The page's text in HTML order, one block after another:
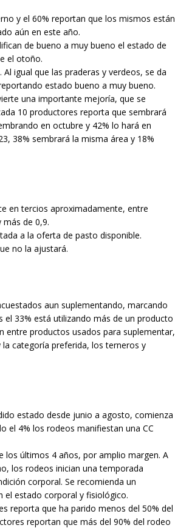
y el 60% reportan que los mismos están
aún en este año.
de bueno a muy bueno el estado de
el otoño.
igual que las praderas y verdeos, se da
estado bueno a muy bueno.
una importante mejoría, que se
10 productores reporta que sembrará
en octubre y 42% lo hará en
38% sembrará la misma área y 18%
en tercios aproximadamente, entre
de 0,9.
a la oferta de pasto disponible.
no la ajustará.
aun suplementando, marcando
33% está utilizando más de un producto
entre productos usados para suplementar,
categoría preferida, los terneros y
estado desde junio a agosto, comienza
el 4% los rodeos manifiestan una CC
los últimos 4 años, por amplio margen. A
los rodeos inician una temporada
corporal. Se recomienda un
el estado corporal y fisiológico.
reporta que ha parido menos del 50% del
reportan que más del 90% del rodeo